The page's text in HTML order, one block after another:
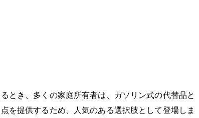
とき、多くの家庭所有者は、ガソリン式の代替品と
を提供するため、人気のある選択肢として登場しま